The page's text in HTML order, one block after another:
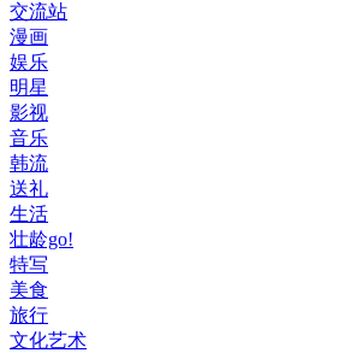
交流站
漫画
娱乐
明星
影视
音乐
韩流
送礼
生活
壮龄go!
特写
美食
旅行
文化艺术